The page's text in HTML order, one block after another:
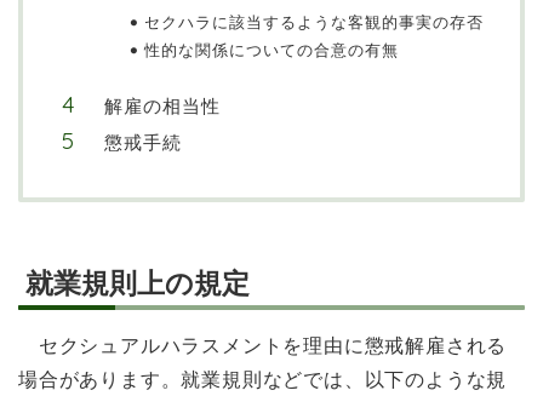
セクハラに該当するような客観的事実の存否
性的な関係についての合意の有無
解雇の相当性
懲戒手続
就業規則上の規定
セクシュアルハラスメントを理由に懲戒解雇される
場合があります。就業規則などでは、以下のような規